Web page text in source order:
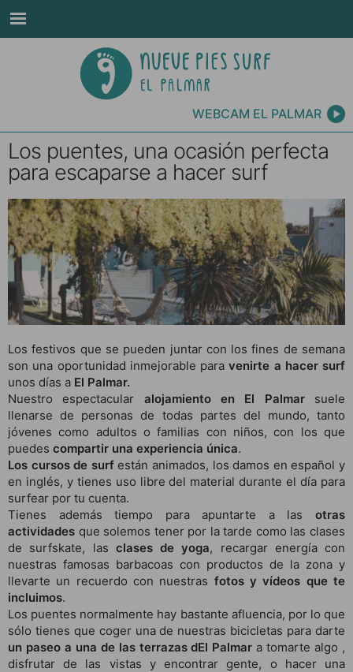
WEBCAM EL PALMAR
Los puentes, una ocasión perfecta
para escaparse a hacer surf
Los festivos que se pueden juntar con los fines de semana
son una oportunidad inmejorable paravenirte a hacer surf
unos días a El Palmar.
Nuestro espectacular alojamiento en El Palmarsuele
llenarse de personas de todas partes del mundo, tanto
jóvenes como adultos o familias con niños, con los que
puedes compartir una experiencia única.
Los cursos de surf están animados, los damos en español y
en inglés, y tienes uso libre del material durante el día para
surfear por tu cuenta.
Tienes además tiempo para apuntarte a las otras
actividades que solemos tener por la tarde como las clases
de surfskate, las clases de yoga, recargar energía con
nuestras famosas barbacoas con productos de la zona y
llevarte un recuerdo con nuestras fotos y vídeos que te
incluimos.
Los puentes normalmente hay bastante afluencia, por lo que
sólo tienes que coger una de nuestras bicicletas para darte
un paseo a una de las terrazas dEl Palmar a tomarte algo ,
disfrutar de las vistas y encontrar gente, o hacer una